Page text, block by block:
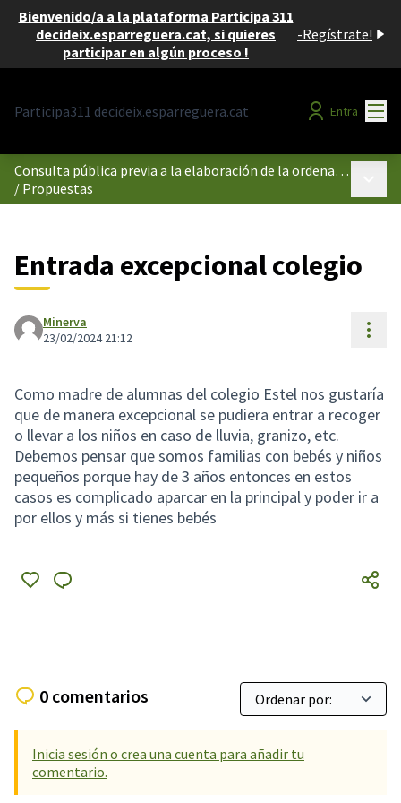
Bienvenido/a a la plataforma Participa 311
decideix.esparreguera.cat, si quieres
participar en algún proceso !
-Regístrate!
Participa311 decideix.esparreguera.cat Entra
Consulta pública previa a la elaboración de la ordenanza reguladora del uso de los espacios públicos comprendidos dentro del perímetro de la Illa de Vianants d'Esparreguera.
/ Propuestas
Entrada excepcional colegio
Minerva
23/02/2024 21:12
Como madre de alumnas del colegio Estel nos gustaría
que de manera excepcional se pudiera entrar a recoger
o llevar a los niños en caso de lluvia, granizo, etc.
Debemos pensar que somos familias con bebés y niños
pequeños porque hay de 3 años entonces en estos
casos es complicado aparcar en la principal y poder ir a
por ellos y más si tienes bebés
0 comentarios
Inicia sesión o crea una cuenta para añadir tu
comentario.